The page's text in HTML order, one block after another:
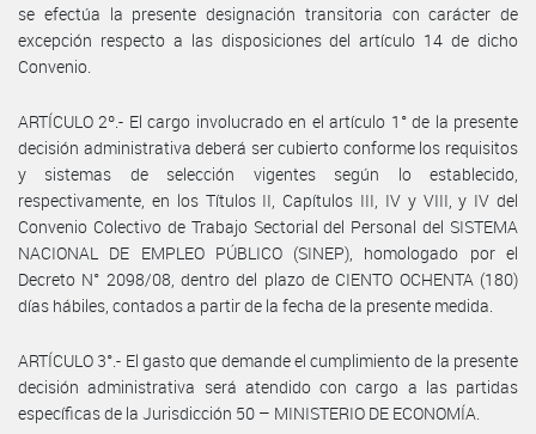
se efectúa la presente designación transitoria con carácter de
excepción respecto a las disposiciones del artículo 14 de dicho
Convenio.
ARTÍCULO 2º.- El cargo involucrado en el artículo 1° de la presente
decisión administrativa deberá ser cubierto conforme los requisitos
y sistemas de selección vigentes según lo establecido,
respectivamente, en los Títulos II, Capítulos III, IV y VIII, y IV del
Convenio Colectivo de Trabajo Sectorial del Personal del SISTEMA
NACIONAL DE EMPLEO PÚBLICO (SINEP), homologado por el
Decreto N° 2098/08, dentro del plazo de CIENTO OCHENTA (180)
días hábiles, contados a partir de la fecha de la presente medida.
ARTÍCULO 3°.- El gasto que demande el cumplimiento de la presente
decisión administrativa será atendido con cargo a las partidas
específicas de la Jurisdicción 50 – MINISTERIO DE ECONOMÍA.